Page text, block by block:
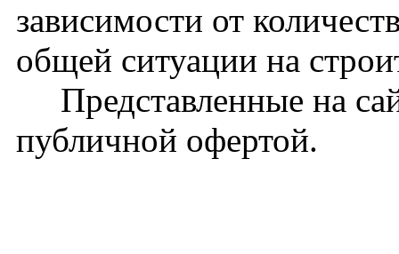
зависимости от
общей ситуации на
Представленные на
публичной офертой.